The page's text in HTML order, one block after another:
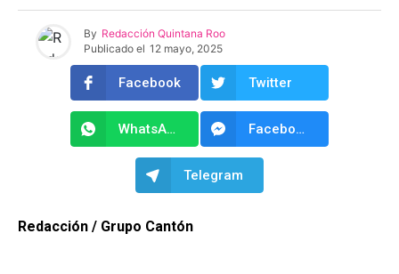
By Redacción Quintana Roo
Publicado el 12 mayo, 2025
Facebook Twitter
WhatsApp Facebook Messenger
Telegram
Redacción / Grupo Cantón